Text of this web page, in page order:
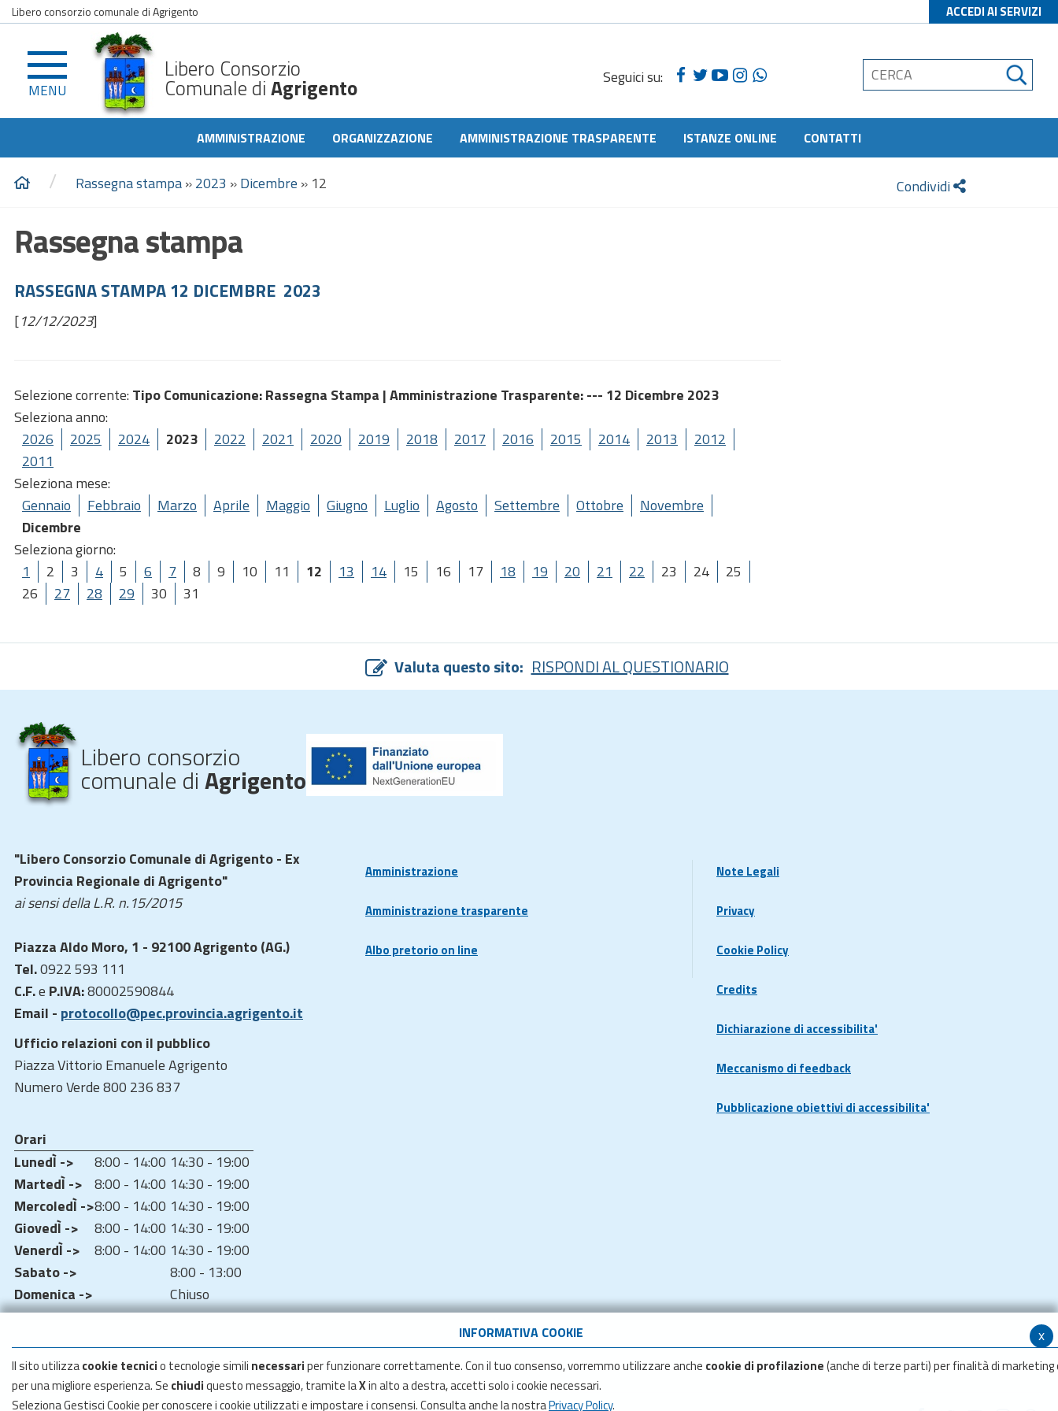
x
INFORMATIVA COOKIE
Il sito utilizzacookie tecnicio tecnologie simili necessariper funzionare correttamente. Con il tuo consenso, vorremmo utilizzare anche cookie di profilazione(anche di terze parti) per finalità di marketing
per una migliore esperienza. Se chiudiquesto messaggio, tramite laXin alto a destra, accetti solo i cookie necessari.
Seleziona Gestisci Cookie per conoscere i cookie utilizzati e impostare i consensi. Consulta anche la nostraPrivacy Policy.
Libero consorzio comunale di Agrigento ACCEDI AI SERVIZI
MENU
Libero Consorzio
Comunale diAgrigento Seguici su:
AMMINISTRAZIONE ORGANIZZAZIONE AMMINISTRAZIONE TRASPARENTE ISTANZE ONLINE CONTATTI
/ Rassegna stampa»2023 »Dicembre » 12 Condividi
Rassegna stampa
RASSEGNA STAMPA 12 DICEMBRE 2023
[12/12/2023]
Selezione corrente: Tipo Comunicazione: Rassegna Stampa |Amministrazione Trasparente: --- 12 Dicembre 2023
Seleziona anno:
2026
2025 2024 2023 2022 2021 2020 2019 2018 2017 2016 2015 2014 2013
2012
2011
Seleziona mese:
Gennaio
Febbraio Marzo Aprile Maggio Giugno Luglio Agosto Settembre Ottobre
Novembre
Dicembre
Seleziona giorno:
1
2 3 4 5 6 7 8 9 10 11 12 13 14 15 16 17 18 19 20 21 22 23 24
25
26
27 28 29 30 31
Valuta questo sito: RISPONDI AL QUESTIONARIO
Libero consorzio
comunale diAgrigento
"Libero Consorzio Comunale di Agrigento - Ex
Provincia Regionale di Agrigento"
ai sensi della L.R. n.15/2015
Piazza Aldo Moro, 1 - 92100 Agrigento (AG.)
Tel.0922 593 111
C.F.e P.IVA:80002590844
Email - protocollo@pec.provincia.agrigento.it
Ufficio relazioni con il pubblico
Piazza Vittorio Emanuele Agrigento
Numero Verde 800 236 837
Orari
LunedÌ ->
8:00 - 14:00 14:30 - 19:00
MartedÌ -> 8:00 - 14:00 14:30 - 19:00
MercoledÌ ->8:00 - 14:00 14:30 - 19:00
GiovedÌ ->
8:00 - 14:00 14:30 - 19:00
VenerdÌ ->
8:00 - 14:00 14:30 - 19:00
Sabato ->
8:00 - 13:00
Domenica ->
Chiuso
Amministrazione
Amministrazione trasparente
Albo pretorio on line
Note Legali
Privacy
Cookie Policy
Credits
Dichiarazione di accessibilita'
Meccanismo di feedback
Pubblicazione obiettivi di accessibilita'